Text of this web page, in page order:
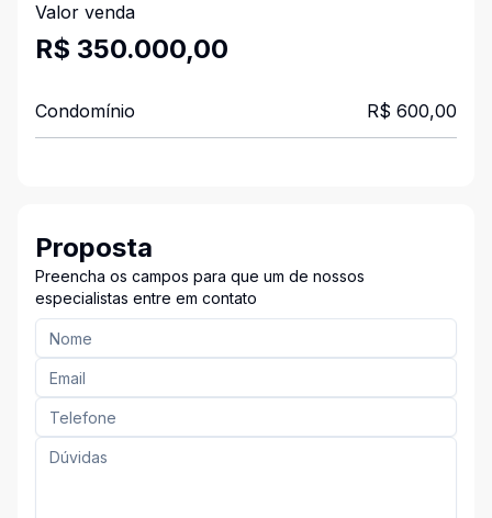
Valor venda
R$ 350.000,00
Condomínio R$ 600,00
Proposta
Preencha os campos para que um de nossos
especialistas entre em contato